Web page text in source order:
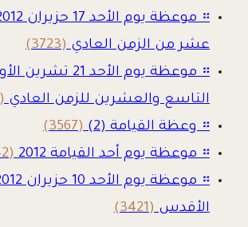
።
عشر من الزمن العادي(3723)
።
التاسع والعشرين للزمن العادي(3685)
። وعظة القيامة (2)
(3567)
። موعظة يوم أحد القيامة 2012
(3542)
።
الأقدس(3421)